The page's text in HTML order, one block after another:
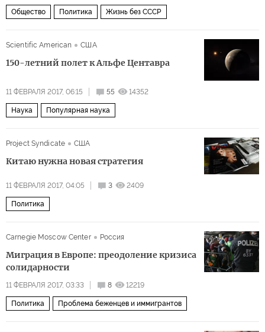
Общество Политика Жизнь без СССР
Scientific American США
150-летний полет к Альфе Центавра
11 ФЕВРАЛЯ 2017, 06:15 55 14352
Наука Популярная наука
Project Syndicate США
Китаю нужна новая стратегия
11 ФЕВРАЛЯ 2017, 04:05 3 2409
Политика
Carnegie Moscow Center Россия
Миграция в Европе: преодоление кризиса
солидарности
11 ФЕВРАЛЯ 2017, 03:33 8 12219
Политика Проблема беженцев и иммигрантов